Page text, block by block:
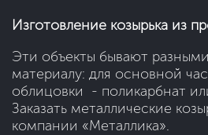
Изготовление козырька из
Эти объекты бывают
материалу: для основной
облицовки - поликарбнат
Заказать металлические
компании «Металлика».